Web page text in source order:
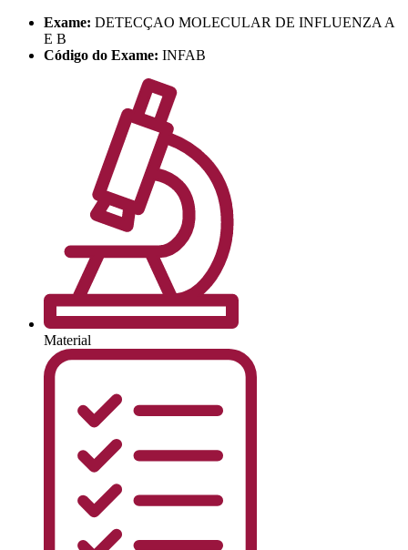
Exame: DETECÇAO MOLECULAR DE INFLUENZA A
E B
Código do Exame: INFAB
Material